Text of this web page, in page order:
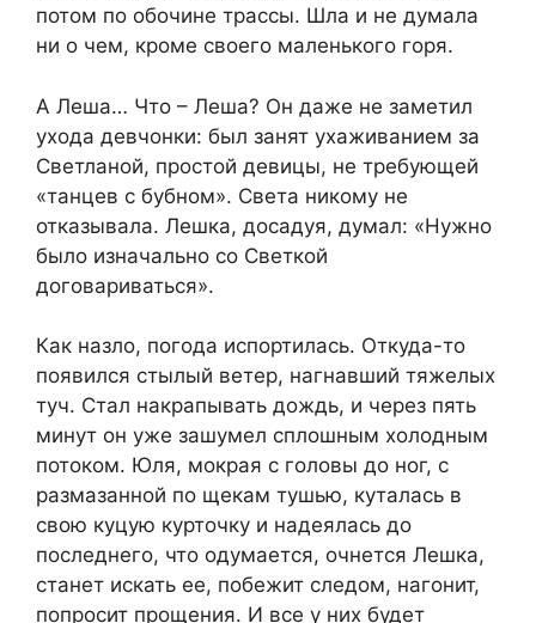
потом по обочине трассы. Шла и не думала
ни о чем, кроме своего маленького горя.
А Леша… Что – Леша? Он даже не заметил
ухода девчонки: был занят ухаживанием за
Светланой, простой девицы, не требующей
«танцев с бубном». Света никому не
отказывала. Лешка, досадуя, думал: «Нужно
было изначально со Светкой
договариваться».
Как назло, погода испортилась. Откуда-то
появился стылый ветер, нагнавший тяжелых
туч. Стал накрапывать дождь, и через пять
минут он уже зашумел сплошным холодным
потоком. Юля, мокрая с головы до ног, с
размазанной по щекам тушью, куталась в
свою куцую курточку и надеялась до
последнего, что одумается, очнется Лешка,
станет искать ее, побежит следом, нагонит,
попросит прощения. И все у них будет